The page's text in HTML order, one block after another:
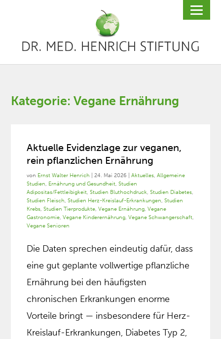
Kategorie: Vegane Ernährung
Aktuelle Evidenzlage zur veganen,
rein pflanzlichen Ernährung
von Ernst Walter Henrich |24. Mai 2026 |Aktuelles,Allgemeine
Studien, Ernährung und Gesundheit,Studien
Adipositas/Fettleibigkeit,Studien Bluthochdruck,Studien Diabetes,
Studien Fleisch,Studien Herz-Kreislauf-Erkrankungen,Studien
Krebs,Studien Tierprodukte,Vegane Ernährung,Vegane
Gastronomie,Vegane Kinderernährung,Vegane Schwangerschaft,
Vegane Senioren
Die Daten sprechen eindeutig dafür, dass
eine gut geplante vollwertige pflanzliche
Ernährung bei den häufigsten
chronischen Erkrankungen enorme
Vorteile bringt — insbesondere für Herz-
Kreislauf-Erkrankungen, Diabetes Typ 2,